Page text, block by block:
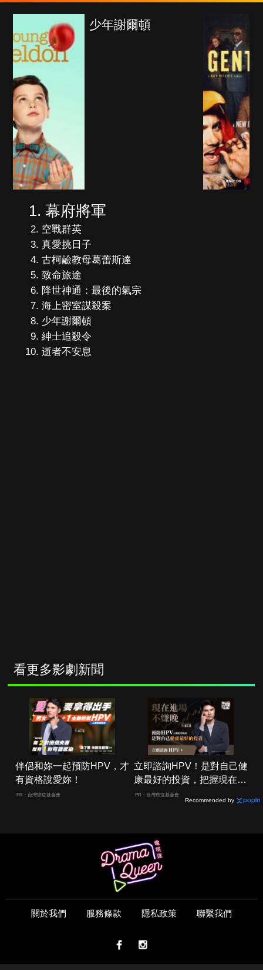
紳士追殺令
幕府將軍
空戰群英
真愛挑日子
古柯鹼教母葛蕾斯達
致命旅途
降世神通：最後的氣宗
海上密室謀殺案
少年謝爾頓
紳士追殺令
逝者不安息
看更多影劇新聞
伴侶和妳一起預防HPV，才
有資格說愛妳！
PR・台灣癌症基金會
立即諮詢HPV！是對自己健
康最好的投資，把握現在不
嫌晚！
PR・台灣癌症基金會
Recommended by
關於我們 服務條款 隱私政策 聯繫我們